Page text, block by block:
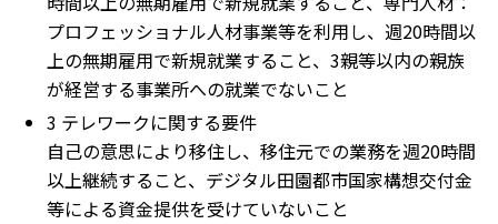
プロフェッショナル人材事業等を利用し、週20時間以
上の無期雇用で新規就業すること、3親等以内の親族
が経営する事業所への就業でないこと
3 テレワークに関する要件
自己の意思により移住し、移住元での業務を週20時間
以上継続すること、デジタル田園都市国家構想交付金
等による資金提供を受けていないこと